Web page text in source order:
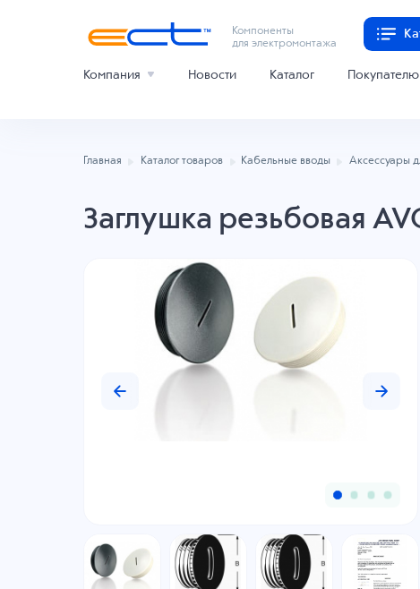
Компоненты
для электромонтажа
Компания Новости Каталог Покупателю
Главная Каталог товаров Кабельные вводы Аксессуары
Заглушка резьбовая